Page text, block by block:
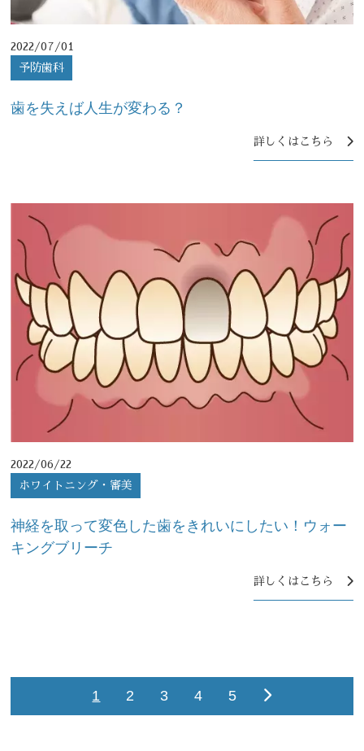
2022/07/01
予防歯科
歯を失えば人生が変わる？
詳しくはこちら
2022/06/22
ホワイトニング・審美
神経を取って変色した歯をきれいにしたい！ウォー
キングブリーチ
詳しくはこちら
1 2 3 4 5